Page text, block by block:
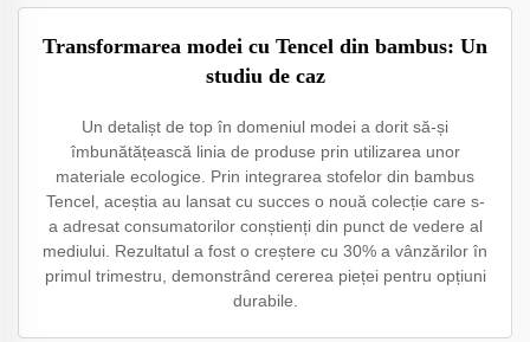
Transformarea modei cu Tencel din bambus: Un
studiu de caz
Un detalișt de top în domeniul modei a dorit să-și
îmbunătățească linia de produse prin utilizarea unor
materiale ecologice. Prin integrarea stofelor din bambus
Tencel, aceștia au lansat cu succes o nouă colecție care s-
a adresat consumatorilor conștienți din punct de vedere al
mediului. Rezultatul a fost o creștere cu 30% a vânzărilor în
primul trimestru, demonstrând cererea pieței pentru opțiuni
durabile.